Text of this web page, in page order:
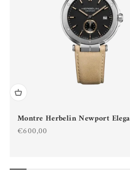
Montre Herbelin Newport
Prix de vente
€600,00